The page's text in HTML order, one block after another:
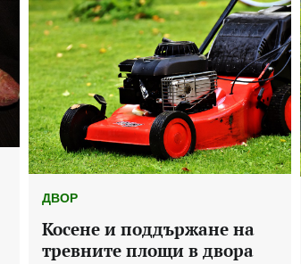
ДВОР
Косене и поддържане на
тревните площи в двора